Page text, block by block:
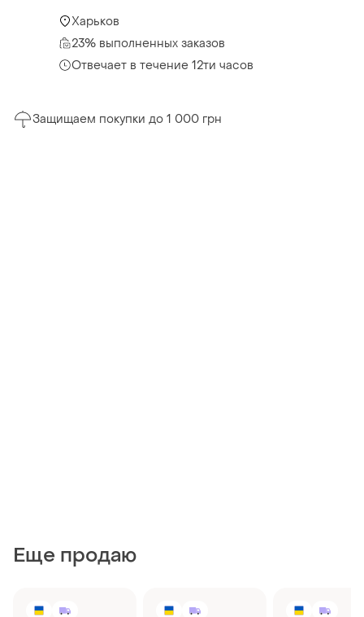
Харьков
23% выполненных заказов
Отвечает в течение 12ти часов
Защищаем покупки до 1 000 грн
Еще продаю